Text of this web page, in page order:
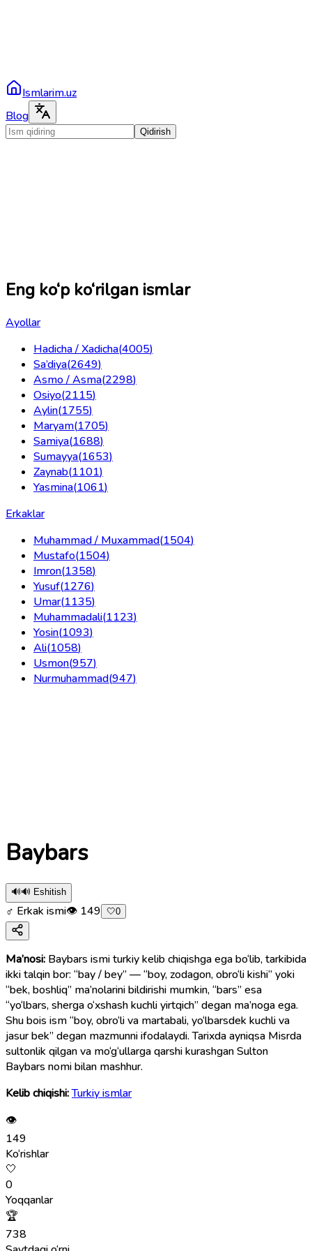
Ismlarim.uz
Blog
Qidirish
Eng ko‘p ko‘rilgan ismlar
Ayollar
Hadicha / Xadicha(4005)
Sa’diya(2649)
Asmo / Asma(2298)
Osiyo(2115)
Aylin(1755)
Maryam(1705)
Samiya(1688)
Sumayya(1653)
Zaynab(1101)
Yasmina(1061)
Erkaklar
Muhammad / Muxammad(1504)
Mustafo(1504)
Imron(1358)
Yusuf(1276)
Umar(1135)
Muhammadali(1123)
Yosin(1093)
Ali(1058)
Usmon(957)
Nurmuhammad(947)
Baybars
🔊🔊 Eshitish
♂ Erkak ismi👁 149 🤍0
Ma’nosi: Baybars ismi turkiy kelib chiqishga ega bo‘lib, tarkibida
ikki talqin bor: “bay / bey” — “boy, zodagon, obro‘li kishi” yoki
“bek, boshliq” ma’nolarini bildirishi mumkin, “bars” esa
“yo‘lbars, sherga o‘xshash kuchli yirtqich” degan ma’noga ega.
Shu bois ism “boy, obro‘li va martabali, yo‘lbarsdek kuchli va
jasur bek” degan mazmunni ifodalaydi. Tarixda ayniqsa Misrda
sultonlik qilgan va mo‘g‘ullarga qarshi kurashgan Sulton
Baybars nomi bilan mashhur.
Kelib chiqishi:Turkiy ismlar
👁
149
Ko‘rishlar
🤍
0
Yoqqanlar
🏆
738